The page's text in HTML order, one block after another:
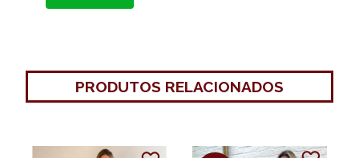
PRODUTOS RELACIONADOS